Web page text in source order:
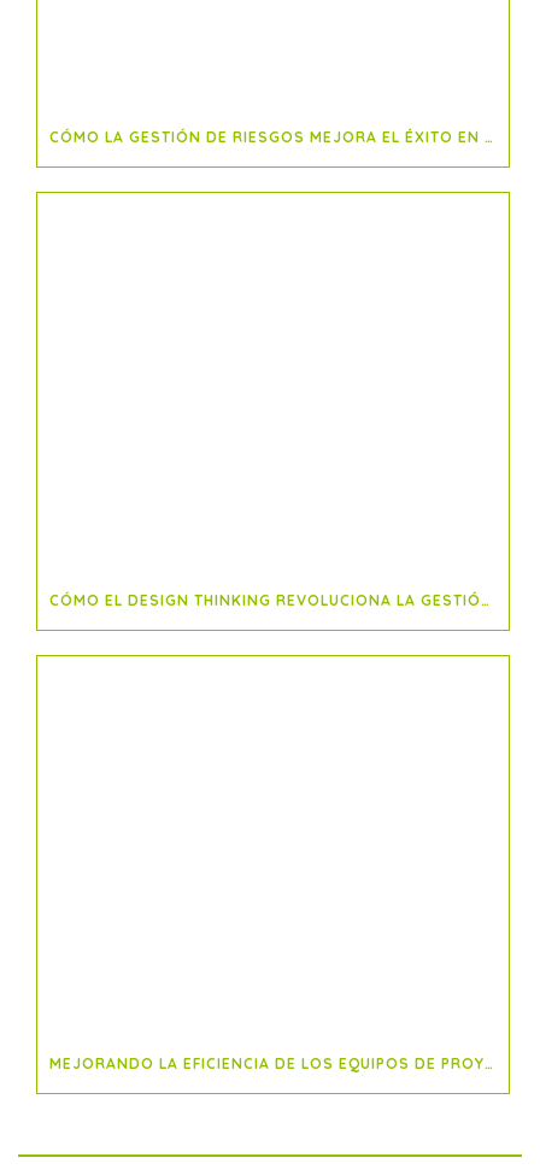
CÓMO LA GESTIÓN DE RIESGOS MEJORA EL ÉXITO EN PROYECTOS
CÓMO EL DESIGN THINKING REVOLUCIONA LA GESTIÓN DE PROYECTOS
MEJORANDO LA EFICIENCIA DE LOS EQUIPOS DE PROYECTO CON LA METODOLOGÍA SCRUM